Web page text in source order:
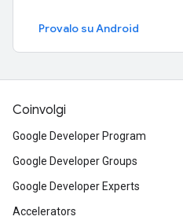
Provalo su Android
Coinvolgi
Google Developer Program
Google Developer Groups
Google Developer Experts
Accelerators